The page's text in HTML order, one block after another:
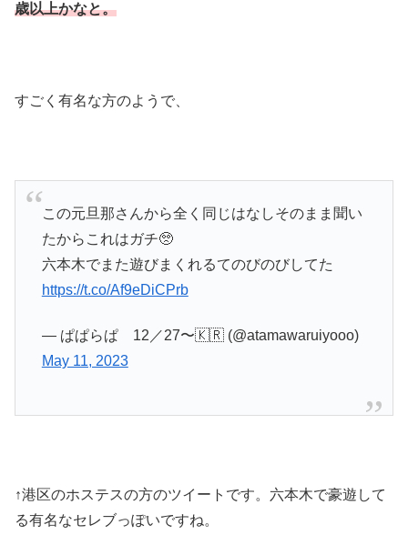
歳以上かなと。
すごく有名な方のようで、
この元旦那さんから全く同じはなしそのまま聞い
たからこれはガチ🥺
六本木でまた遊びまくれるてのびのびしてた
https://t.co/Af9eDiCPrb
— ぱぱらぱ 12／27〜🇰🇷 (@atamawaruiyooo)
May 11, 2023
↑港区のホステスの方のツイートです。六本木で豪遊して
る有名なセレブっぽいですね。